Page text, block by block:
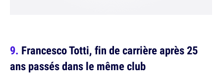
Francesco Totti, fin de carrière après 25
ans passés dans le même club